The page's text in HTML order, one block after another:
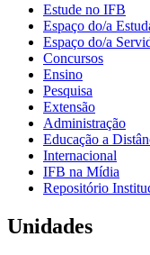
Estude no IFB
Espaço do/a
Espaço do/a
Concursos
Ensino
Pesquisa
Extensão
Administração
Educação a
Internacional
IFB na Mídia
Repositório
Unidades